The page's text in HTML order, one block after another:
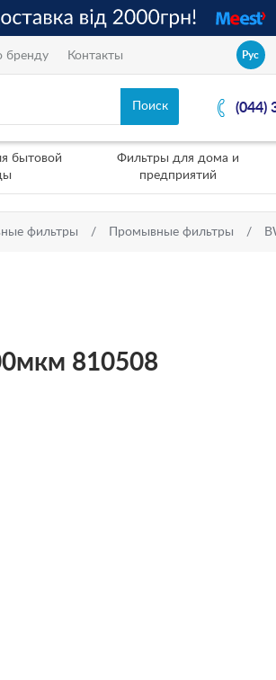
бренду Контакты Рус
(044)
бытовой
Фильтры для дома и
предприятий
фильтры Промывные фильтры
810508